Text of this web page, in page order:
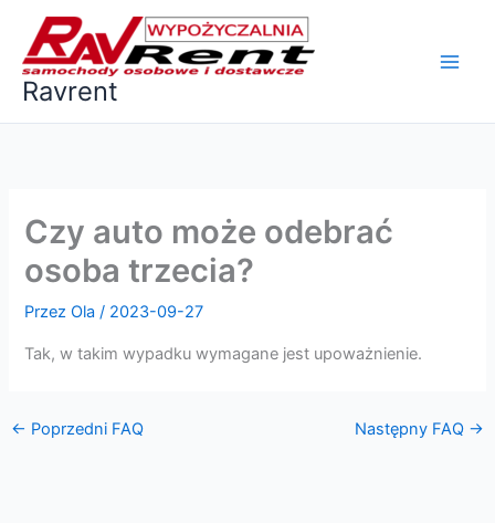
Przejdź
treści
Ravrent
Czy auto może odebrać
osoba trzecia?
PrzezOla/ 2023-09-27
Tak, w takim wypadku wymagane jest upoważnienie.
← Poprzedni FAQ Następny FAQ →